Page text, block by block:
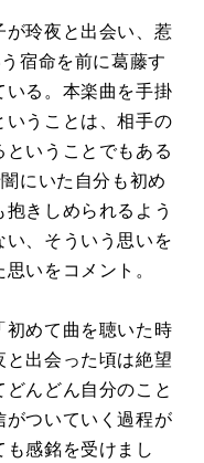
が玲夜と出会い、惹
宿命を前に葛藤す
いる。本楽曲を手掛
いうことは、相手の
いうことでもある
にいた自分も初め
きしめられるよう
い、そういう思いを
いをコメント。
初めて曲を聴いた時
と出会った頃は絶望
んどん自分のこと
がついていく過程が
感銘を受けまし